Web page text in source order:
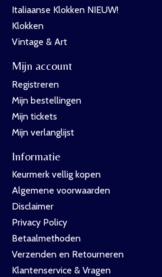
Italiaanse Klokken NIEUW!
Klokken
Vintage & Art
Mijn account
Registreren
Mijn bestellingen
Mijn tickets
Mijn verlanglijst
Informatie
Keurmerk vellig kopen
Algemene voorwaarden
Disclaimer
Privacy Policy
Betaalmethoden
Verzenden en Retourneren
Klantenservice & Vragen